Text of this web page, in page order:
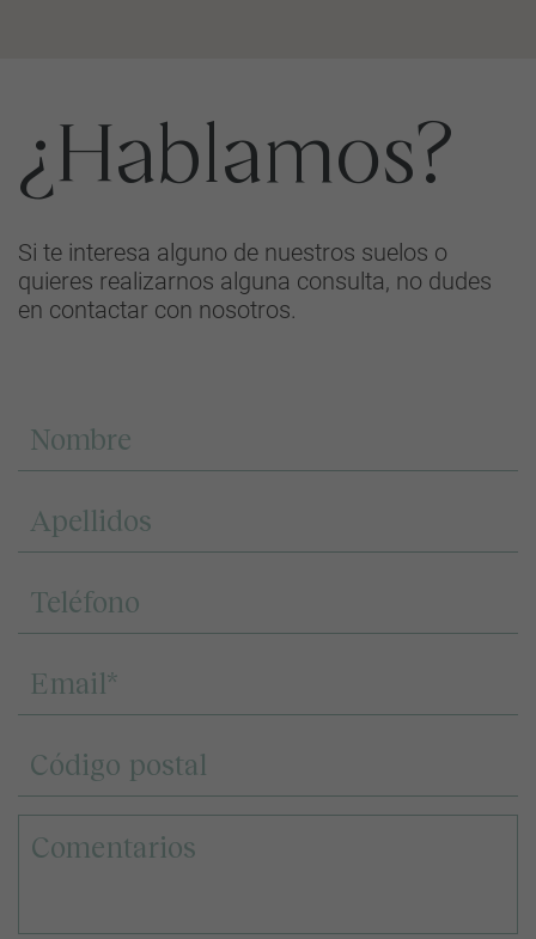
¿Hablamos?
Si te interesa alguno de nuestros suelos o
quieres realizarnos alguna consulta, no dudes
en contactar con nosotros.